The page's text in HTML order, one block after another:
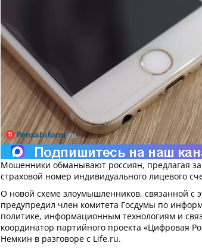
Мошенники обманывают россиян, предлагая
страховой номер индивидуального лицевого
О новой схеме злоумышленников, связанной с
предупредил член комитета Госдумы по
политике, информационным технологиям и
координатор партийного проекта «Цифровая
Немкин в разговоре с Life.ru.